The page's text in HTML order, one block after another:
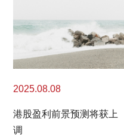
2025.08.08
港股盈利前景预测将获上
调